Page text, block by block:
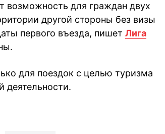
возможность для граждан двух
другой стороны без визы
первого въезда, пишет Лига
для поездок с целью туризма
деятельности.